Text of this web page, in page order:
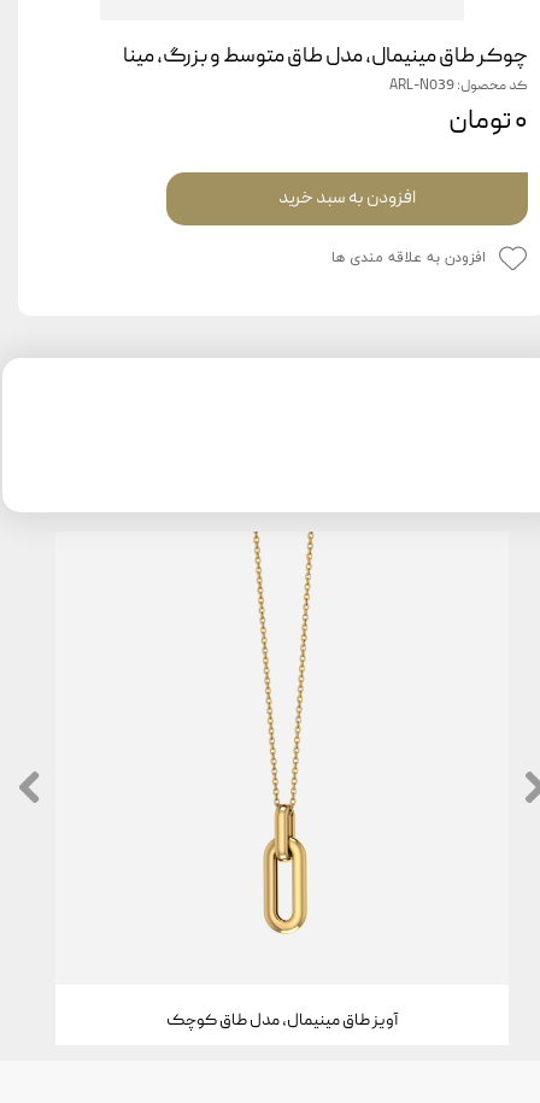
چوکر طاق مینیمال، مدل طاق متوسط و بزرگ، مینا
کد محصول: ARL-N039
۰ تومان
افزودن به سبد خرید
افزودن به علاقه مندی ها
آویز طاق مینیمال، مدل طاق کوچک